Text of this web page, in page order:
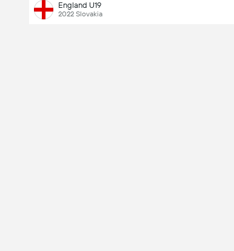
England U19
2022 Slovakia